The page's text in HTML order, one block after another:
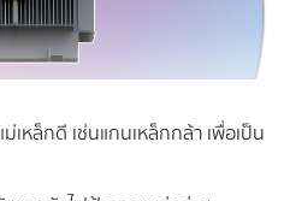
หล็กดี เช่นแกนเหล็กกล้า เพื่อเป็น